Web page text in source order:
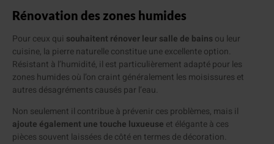
Rénovation des zones humides
Pour ceux qui souhaitent rénover leur salle de bains ou leur
cuisine, la pierre naturelle constitue une excellente option.
Résistant à l’humidité, il est particulièrement adapté pour les
zones humides où l’on craint généralement les moisissures et
autres désagréments causés par l’eau.
Non seulement il contribue à prévenir ces problèmes, mais il
ajoute également une touche luxueuse et élégante à ces
pièces souvent laissées de côté en termes de décoration.